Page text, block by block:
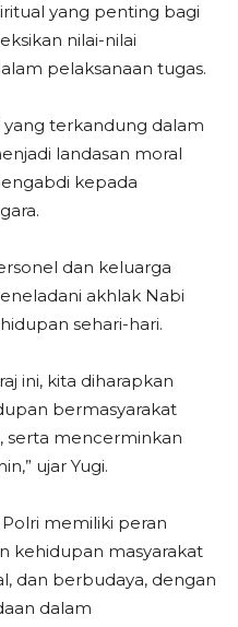
yang penting bagi
nilai-nilai
pelaksanaan tugas.
terkandung dalam
landasan moral
kepada
dan keluarga
akhlak Nabi
sehari-hari.
ini, kita diharapkan
bermasyarakat
serta mencerminkan
ujar Yugi.
memiliki peran
kehidupan masyarakat
dan berbudaya, dengan
dalam